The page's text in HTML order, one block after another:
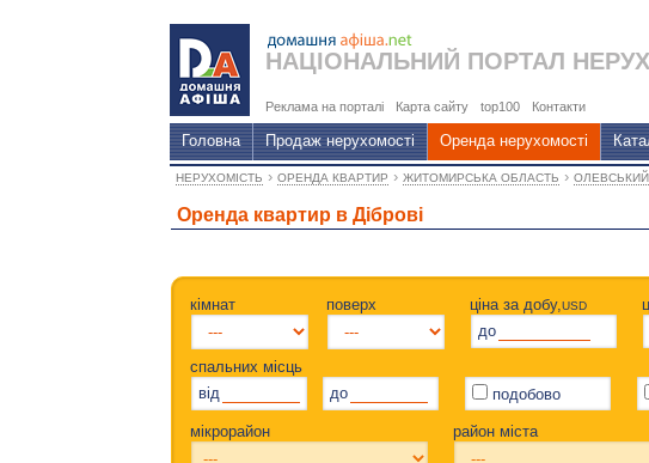
НАЦІОНАЛЬНИЙ ПОРТАЛ
Реклама на порталі Карта сайту top100 Контакти
Головна Продаж нерухомості Оренда нерухомості
НЕРУХОМІСТЬ › ОРЕНДА КВАРТИР › ЖИТОМИРСЬКА ОБЛАСТЬ ›
Оренда квартир в Діброві
кімнат поверх ціна за добу,USD
до
спальних місць
від
до подобово
мікрорайон район міста